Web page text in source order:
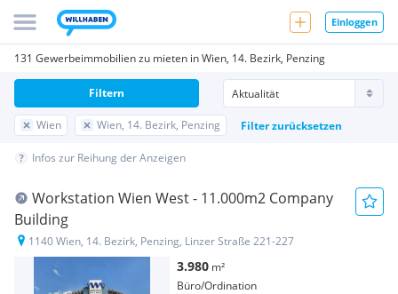
Einloggen
131 Gewerbeimmobilien zu mieten in Wien, 14. Bezirk, Penzing
Wien Wien, 14. Bezirk, Penzing Filter zurücksetzen
Filtern
Infos zur Reihung der Anzeigen
Workstation Wien West - 11.000m2 Company
Building
1140 Wien, 14. Bezirk, Penzing, Linzer Straße 221-227
3.980 m²
Büro/Ordination